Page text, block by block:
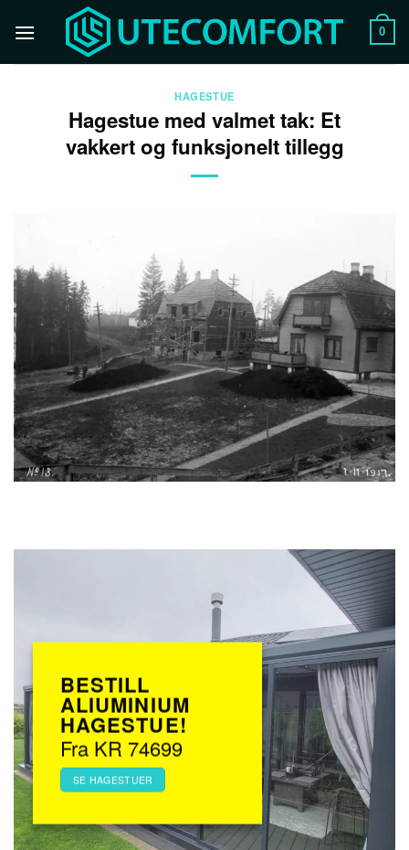
0
HAGESTUE
Hagestue med valmet tak: Et
vakkert og funksjonelt tillegg
BESTILL
ALIUMINIUM
HAGESTUE!
Fra KR 74699
SE HAGESTUER